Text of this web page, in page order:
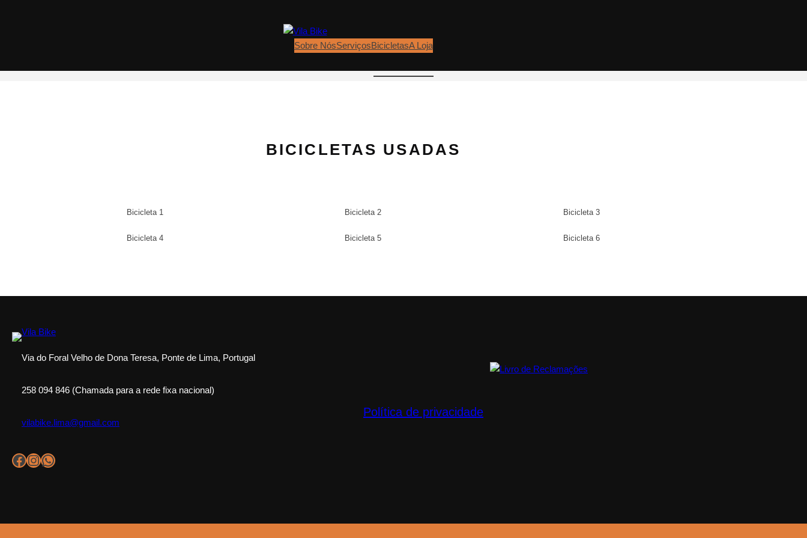
Sobre NósServiçosBicicletasA Loja
BICICLETAS USADAS
Bicicleta 1 Bicicleta 2 Bicicleta 3
Bicicleta 4 Bicicleta 5 Bicicleta 6
Via do Foral Velho de Dona Teresa, Ponte de Lima, Portugal
258 094 846 (Chamada para a rede fixa nacional)
vilabike.lima@gmail.com
Política de privacidade